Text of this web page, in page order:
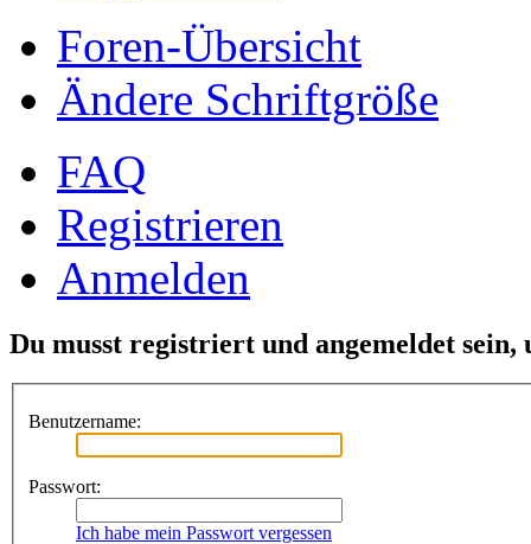
Foren-Übersicht
Ändere Schriftgröße
FAQ
Registrieren
Anmelden
Du musst registriert und angemeldet sein,
Benutzername:
Passwort:
Ich habe mein Passwort vergessen